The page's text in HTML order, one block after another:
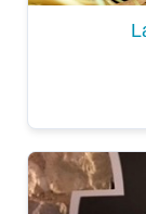
Dégustation